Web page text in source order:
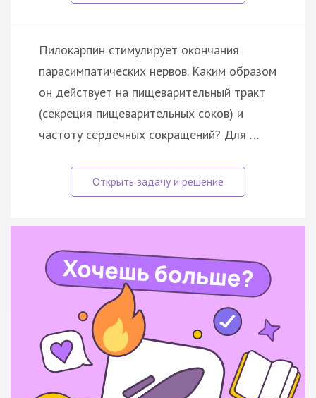
Пилокарпин стимулирует окончания
парасимпатических нервов. Каким образом
он действует на пищеварительный тракт
(секреция пищеварительных соков) и
частоту сердечных сокращений? Для …